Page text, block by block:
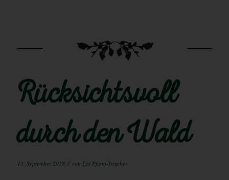
Rücksichtsvoll
durch den Wald
13. September 2018 / von Lisi Pfann-Irrgeher